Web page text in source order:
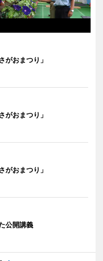
がおまつり」
がおまつり」
がおまつり」
公開講義